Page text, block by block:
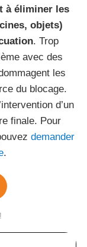
à éliminer les
objets)
. Trop
avec des
les
du blocage.
d’un
finale. Pour
demander
.